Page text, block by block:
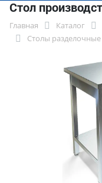
Стол
Главная Каталог
Столы разделочные